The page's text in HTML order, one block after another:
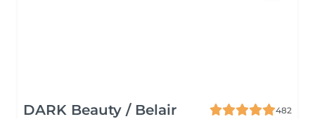
DARK Beauty / Belair
482